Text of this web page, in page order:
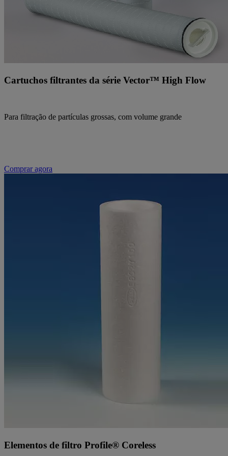
Cartuchos filtrantes da série Vector™ High Flow
Para filtração de partículas grossas, com volume grande
Comprar agora
Elementos de filtro Profile® Coreless